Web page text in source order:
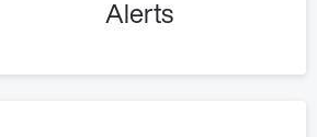
Alerts